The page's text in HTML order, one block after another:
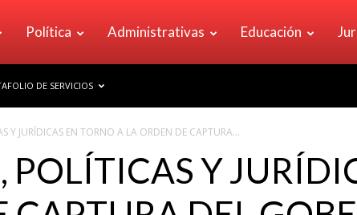
Política Administrativas Educación
DE SERVICIOS
Y JURÍDICAS EN TORNO A LA ORDEN DE CAPTURA...
POLÍTICAS Y